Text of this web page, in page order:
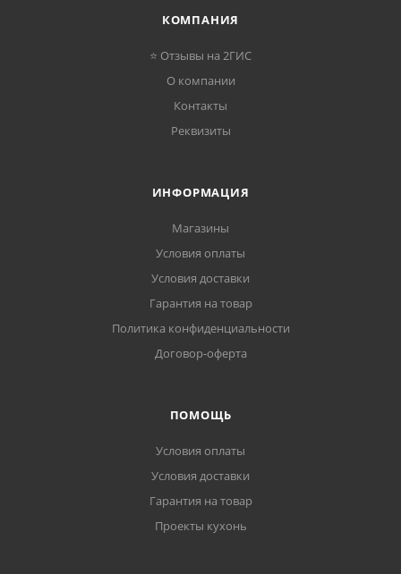
КОМПАНИЯ
⭐ Отзывы на 2ГИС
О компании
Контакты
Реквизиты
ИНФОРМАЦИЯ
Магазины
Условия оплаты
Условия доставки
Гарантия на товар
Политика конфиденциальности
Договор-оферта
ПОМОЩЬ
Условия оплаты
Условия доставки
Гарантия на товар
Проекты кухонь